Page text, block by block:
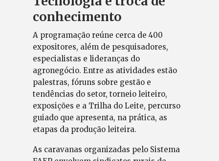
conhecimento
A programação reúne cerca de 400
expositores, além de pesquisadores,
especialistas e lideranças do
agronegócio. Entre as atividades estão
palestras, fóruns sobre gestão e
tendências do setor, torneio leiteiro,
exposições e a Trilha do Leite, percurso
guiado que apresenta, na prática, as
etapas da produção leiteira.
As caravanas organizadas pelo Sistema